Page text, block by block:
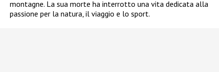
montagne. La sua morte ha interrotto una vita dedicata alla
passione per la natura, il viaggio e lo sport.